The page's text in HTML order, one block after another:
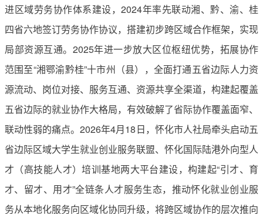
进区域劳务协作体系建设，2024年率先联动湘、黔、渝、桂
四省六地签订劳务协作协议，搭建初步跨区域合作框架，实现
局部资源互通。2025年进一步放大区位枢纽优势，拓展协作
范围至“湘鄂渝黔桂”十市州（县），全面打通五省边际人力资
源流动、岗位对接、服务互通、资源共享全渠道，构建起覆盖
五省边际的就业协作大格局，有效破解了省际协作覆盖面窄、
联动性弱的痛点。2026年4月18日，怀化市人社局牵头启动五
省边际区域大学生就业创业服务联盟、怀化国际陆港外向型人
才（高技能人才）培训基地两大平台建设，构建起“引才、育
才、留才、用才”全链条人才服务生态，推动怀化就业创业服
务从本地化服务向区域化协同升级，将跨区域协作的层次推向